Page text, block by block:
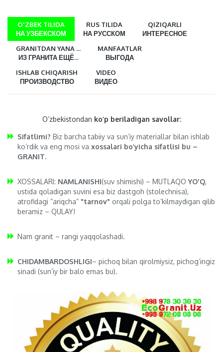
O'ZBEK TILIDA
НА УЗБЕКСКОМ
RUS TILIDA
НА РУССКОМ
QIZIQARLI
ИНТЕРЕСНОЕ
GRANITDAN YANA ...
ИЗ ГРАНИТА ЕЩЁ...
MANFAATLAR
ВЫГОДА
ISHLAB CHIQARISH
ПРОИЗВОДСТВО
VIDEO
ВИДЕО
O’zbekistondan ko’p beriladigan savollar:
Sifatlimi? Biz barcha tabiiy va sun’iy materiallar bilan ishlab
ko’rdik va eng mosi va xossalari bo’yicha sifatlisi bu –
GRANIT.
XOSSALARI: NAMLANISHI(suv shimishi) – MUTLAQOYO'Q,
ustida qoladigan suvini esa biz dastgoh (stolechnisa),
atrofidagi ”ariqcha” "tarnov" orqali polga to’kilmaydigan qilib
beramiz – QULAY!
Nam granit – rangi yaqqolashadi.
CHIDAMBARDOSHLIGI– pichoq bilan qirolmiysiz, pichog’ingiz
sinadi (sun’iy bir balo emas bu).